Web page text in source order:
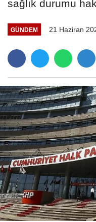
sağlık durumu
GÜNDEM 21 Haziran